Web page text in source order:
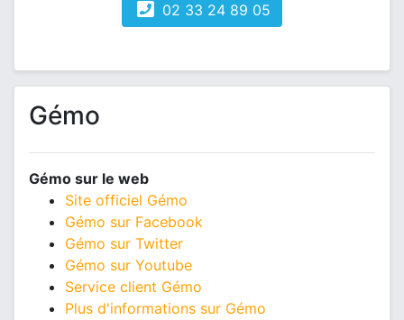
02 33 24 89 05
Gémo
Gémo sur le web
Site officiel Gémo
Gémo sur Facebook
Gémo sur Twitter
Gémo sur Youtube
Service client Gémo
Plus d'informations sur Gémo